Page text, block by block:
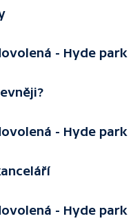
- Hyde park
- Hyde park
- Hyde park